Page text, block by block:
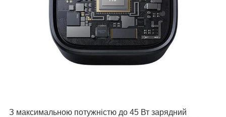
З максимальною потужністю до 45 Вт зарядний